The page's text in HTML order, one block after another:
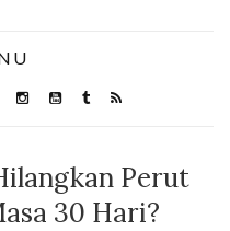
Perut
30 Hari?